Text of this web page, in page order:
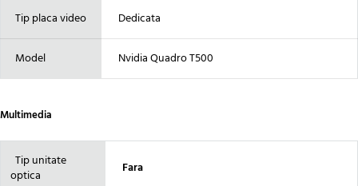
Tip placa video Dedicata
Model Nvidia Quadro T500
Multimedia
Tip unitate
optica
Fara